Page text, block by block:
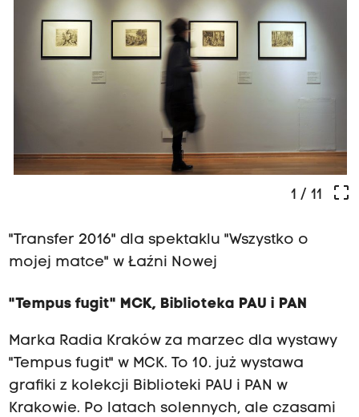
crop_free
1 / 11
"Transfer 2016" dla spektaklu "Wszystko o
mojej matce" w Łaźni Nowej
"Tempus fugit" MCK, Biblioteka PAU i PAN
Marka Radia Kraków za marzec dla wystawy
"Tempus fugit" w MCK. To 10. już wystawa
grafiki z kolekcji Biblioteki PAU i PAN w
Krakowie. Po latach solennych, ale czasami